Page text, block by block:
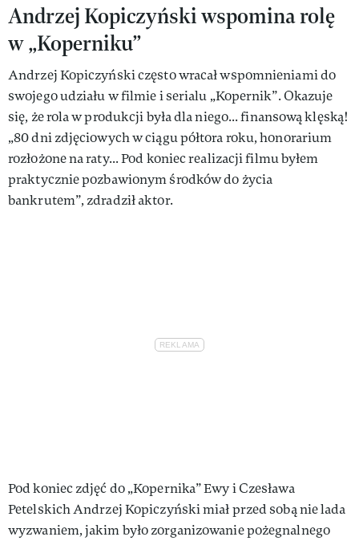
Andrzej Kopiczyński wspomina rolę
w „Koperniku”
Andrzej Kopiczyński często wracał wspomnieniami do
swojego udziału w filmie i serialu „Kopernik”. Okazuje
się, że rola w produkcji była dla niego... finansową klęską!
„80 dni zdjęciowych w ciągu półtora roku, honorarium
rozłożone na raty... Pod koniec realizacji filmu byłem
praktycznie pozbawionym środków do życia
bankrutem”, zdradził aktor.
Pod koniec zdjęć do „Kopernika” Ewy i Czesława
Petelskich Andrzej Kopiczyński miał przed sobą nie lada
wyzwaniem, jakim było zorganizowanie pożegnalnego